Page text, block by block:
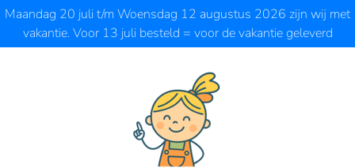
Ga naar de hoofdinhoud
Maandag 20 juli t/m Woensdag 12 augustus 2026 zijn wij met
vakantie. Voor 13 juli besteld = voor de vakantie geleverd